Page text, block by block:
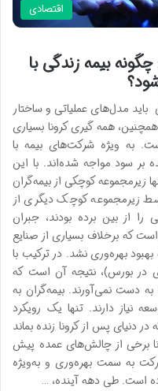
اقتصادی
بیمه زندگی با
باید مدل‌های عملیاتی و ساختار
همه گیری کرونا بسیاری
به ویژه شرکت‌های بیمه با
بر سود مواجه شده‌اند. با این
زیرمجموعه کوچکی از بیمه‌گران
زیرمجموعه کوچک دیگری از
از بین برده بودند، جبران
که برخلاف بسیاری از صنایع
بهره‌وری نشد. در ترکیب با
در بورس)، نتیجه آن است که
به دست نمی‌آورند. بیمه‌گران به
نیاز دارند. تنها یک رویکرد
دنیای پس از کرونا زنده بماند
برخی از چالش‌های عمده پیش
به سمت بهره‌وری و به‌ویژه
است. طی دهه آینده، …